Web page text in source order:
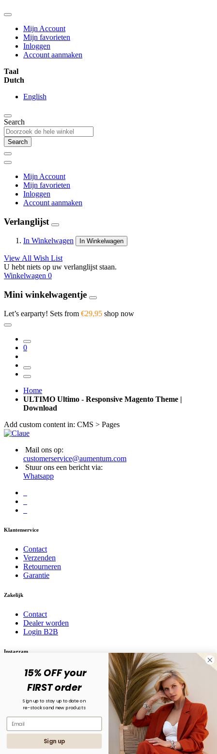
Mijn Account
Mijn favorieten
Inloggen
Account aanmaken
Taal
Dutch
English
Search
Search
Mijn Account
Mijn favorieten
Inloggen
Account aanmaken
Verlanglijst
In Winkelwagen In Winkelwagen
View All Wish List
U hebt niets op uw verlanglijst staan.
Winkelwagen 0
Mini winkelwagentje
Let’s earparty! Sets from €29,95 shop now
0
Home
ULTIMO Ultimo - Responsive Magento Theme |
Download
Add custom content in: CMS > Pages
Mail ons op:
customerservice@aumentum.com
Stuur ons een bericht via:
Whatsapp
Klantenservice
Contact
Verzenden
Retourneren
Garantie
Zakelijk
Contact
Dealer worden
Login B2B
Instagram
Volg ons op social media! @karma.jewelry
15% OFF your
FIRST order
Sign up to stay up to date on
re-stocks and new products
Sign up